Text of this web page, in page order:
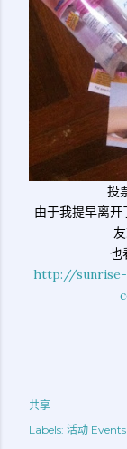
投
由于我提早离
也
http://sunrise-
共享
Labels: 活动 Events